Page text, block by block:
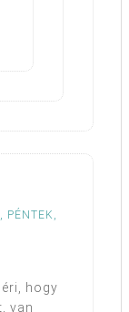
PÉNTEK,
hogy
van